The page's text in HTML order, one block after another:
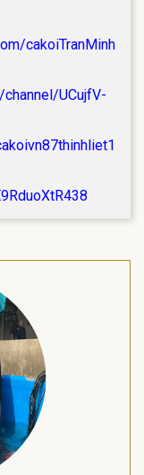
cakoiTranMinh
UCujfV-